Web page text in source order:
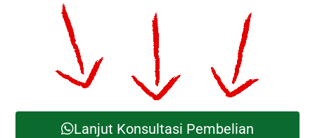
Lanjut Konsultasi Pembelian